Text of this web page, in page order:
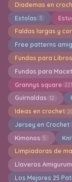
Diademas en
Estolas 3
Faldas largas y
Free patterns
Fundas para
Fundas para
Grannys square 221
Guirnaldas 12
Ideas en crochet
Jersey en Crochet
Kimonos 5
Limpiadoras de
Llaveros
Los Mejores 25